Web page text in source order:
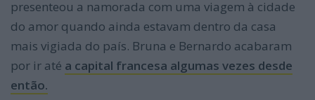
presenteou a namorada com uma viagem à cidade
do amor quando ainda estavam dentro da casa
mais vigiada do país. Bruna e Bernardo acabaram
por ir até a capital francesa algumas vezes desde
então.